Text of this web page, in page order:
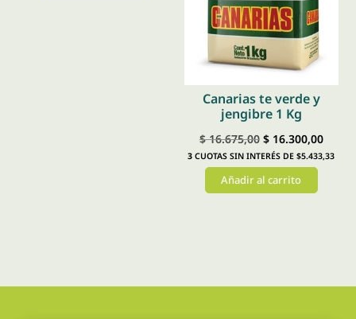
Canarias te verde y
jengibre 1 Kg
$16.675,00 El
precio
original
$16.300,00El
precio
3 CUOTAS SIN INTERÉS DE $5.433,33
Añadir al carrito